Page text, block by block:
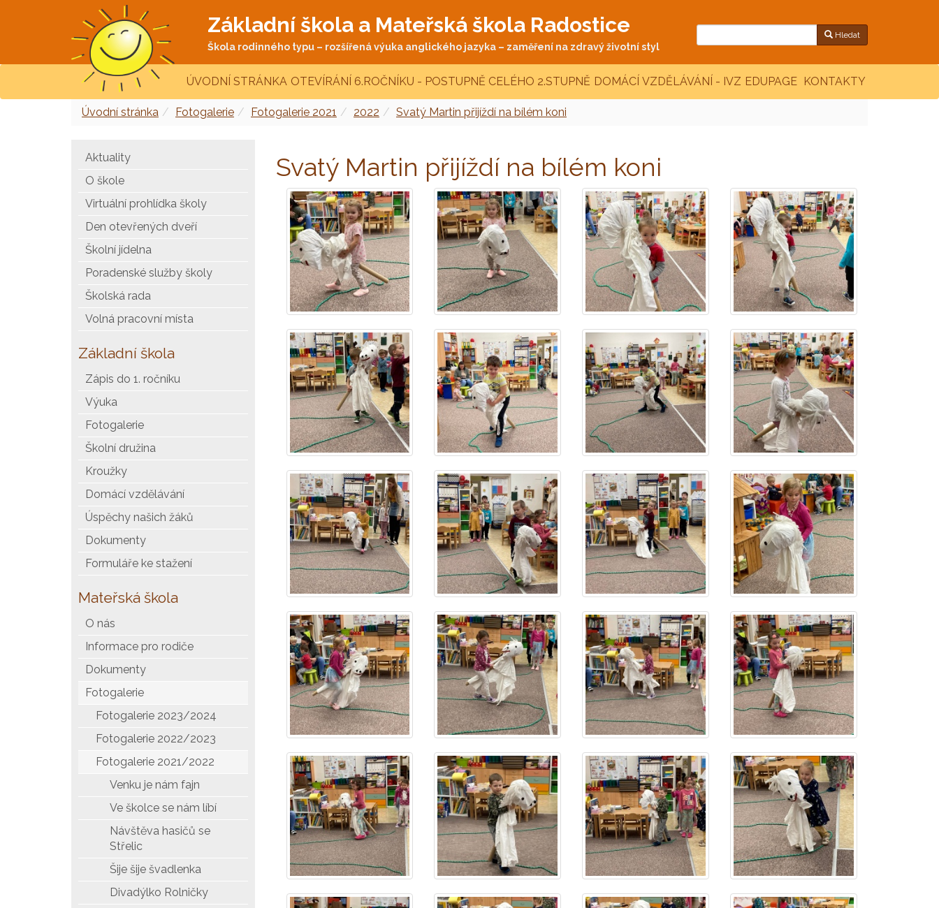
Základní škola a Mateřská škola Radostice
Škola rodinného typu – rozšířená výuka anglického jazyka – zaměření na zdravý životní styl
Hledat
ÚVODNÍ STRÁNKA OTEVÍRÁNÍ 6.ROČNÍKU - POSTUPNĚ CELÉHO 2.STUPNĚ DOMÁCÍ VZDĚLÁVÁNÍ - IVZ EDUPAGE KONTAKTY
Úvodní stránka Fotogalerie Fotogalerie 2021 2022 Svatý Martin přijíždí na bílém koni
Aktuality
O škole
Virtuální prohlídka školy
Den otevřených dveří
Školní jídelna
Poradenské služby školy
Školská rada
Volná pracovní místa
Základní škola
Zápis do 1. ročníku
Výuka
Fotogalerie
Školní družina
Kroužky
Domácí vzdělávání
Úspěchy našich žáků
Dokumenty
Formuláře ke stažení
Mateřská škola
O nás
Informace pro rodiče
Dokumenty
Fotogalerie
Fotogalerie 2023/2024
Fotogalerie 2022/2023
Fotogalerie 2021/2022
Venku je nám fajn
Ve školce se nám líbí
Návštěva hasičů se
Střelic
Šije šije švadlenka
Divadýlko Rolničky
Svatý Martin přijíždí na bílém koni